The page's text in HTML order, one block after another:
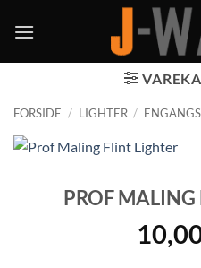
FORSIDE / LIGHTER /
PROF MALING